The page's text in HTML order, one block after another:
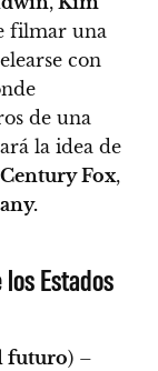
filmar una
con
de una
la idea de
Fox,
Estados
futuro) –